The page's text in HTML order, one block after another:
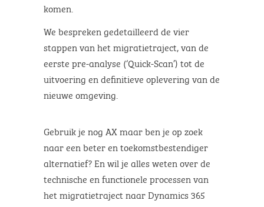
komen.
We bespreken gedetailleerd de vier
stappen van het migratietraject, van de
eerste pre-analyse (‘Quick-Scan’) tot de
uitvoering en definitieve oplevering van de
nieuwe omgeving.
Gebruik je nog AX maar ben je op zoek
naar een beter en toekomstbestendiger
alternatief? En wil je alles weten over de
technische en functionele processen van
het migratietraject naar Dynamics 365